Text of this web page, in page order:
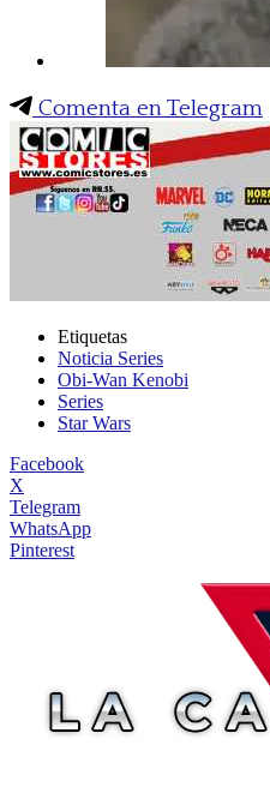
Comenta en Telegram
Etiquetas
Noticia Series
Obi-Wan Kenobi
Series
Star Wars
Facebook
X
Telegram
WhatsApp
Pinterest